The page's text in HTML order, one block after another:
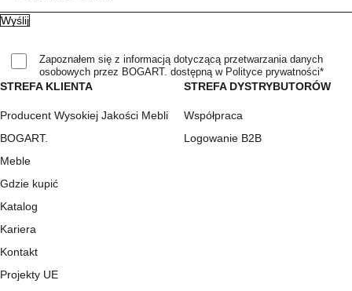
STREFA KLIENTA
Producent Wysokiej Jakości Mebli
BOGART.
Meble
Gdzie kupić
Katalog
Kariera
Kontakt
Projekty UE
STREFA DYSTRYBUTORÓW
Współpraca
Logowanie B2B
Zapoznałem się z informacją dotyczącą przetwarzania danych
osobowych przez BOGART. dostępną w Polityce prywatności*